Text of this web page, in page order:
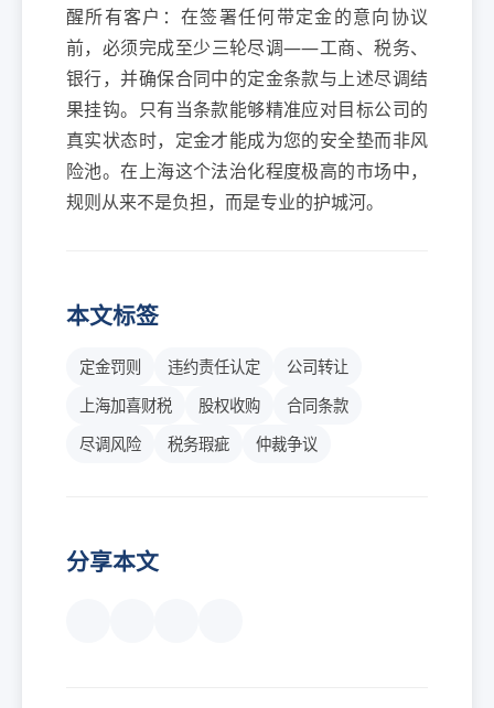
醒所有客户：在签署任何带定金的意向协议
前，必须完成至少三轮尽调——工商、税务、
银行，并确保合同中的定金条款与上述尽调结
果挂钩。只有当条款能够精准应对目标公司的
真实状态时，定金才能成为您的安全垫而非风
险池。在上海这个法治化程度极高的市场中，
规则从来不是负担，而是专业的护城河。
本文标签
定金罚则 违约责任认定
公司转让
上海加喜财税
股权收购
合同条款
尽调风险
税务瑕疵 仲裁争议
分享本文